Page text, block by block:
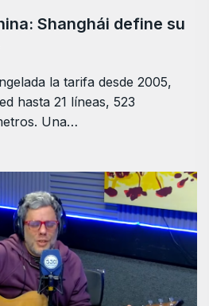
Shanghái define su
la tarifa desde 2005,
hasta 21 líneas, 523
Una…